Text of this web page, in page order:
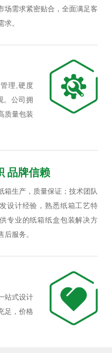
场需求紧密贴合，全面满足客
求。
理,硬度
。公司拥
质量包装
品牌信赖
箱生产，质量保证；技术团队
设计经验，熟悉纸箱工艺特
专业的纸箱纸盒包装解决方
后服务。
站式设计
足，价格